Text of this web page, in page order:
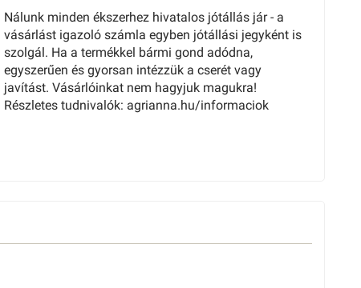
Nálunk minden ékszerhez hivatalos jótállás jár - a
vásárlást igazoló számla egyben jótállási jegyként is
szolgál. Ha a termékkel bármi gond adódna,
egyszerűen és gyorsan intézzük a cserét vagy
javítást. Vásárlóinkat nem hagyjuk magukra!
Részletes tudnivalók: agrianna.hu/informaciok